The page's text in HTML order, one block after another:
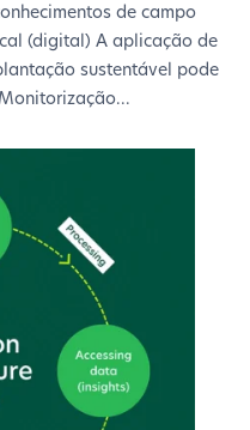
de campo
(digital) A aplicação de
sustentável pode